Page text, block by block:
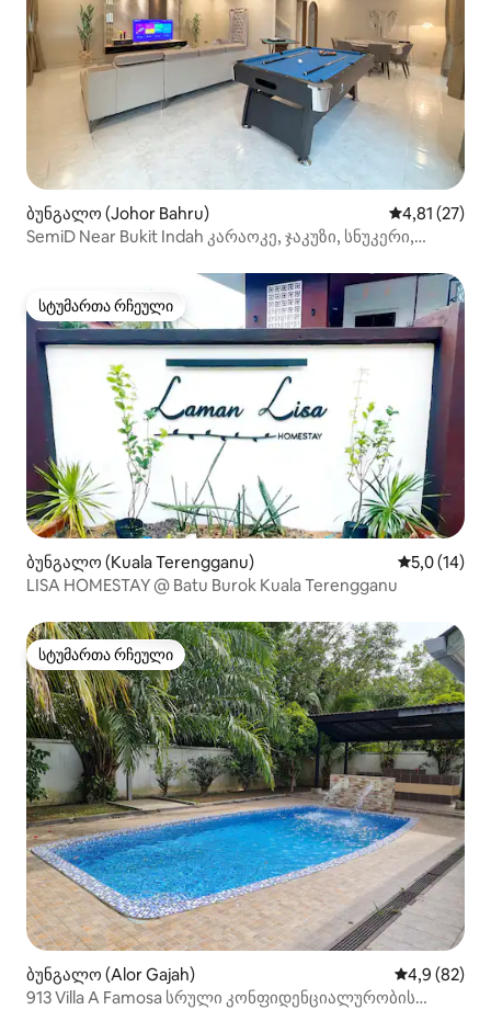
ბუნგალო (Johor Bahru) საშუალო
4,81 (27)
SemiD Near Bukit Indah კარაოკე, ჯაკუზი, სნუკერი,
სტუმართა რჩეული
სტუმართა რჩეული
ბუნგალო (Kuala Terengganu) საშუალო
5,0 (14)
LISA HOMESTAY @ Batu Burok Kuala Terengganu
სტუმართა რჩეული
სტუმართა რჩეული
ბუნგალო (Alor Gajah) საშუალო
4,9 (82)
913 Villa A Famosa სრული კონფიდენციალურობის